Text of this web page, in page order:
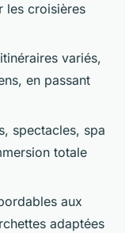
les croisières
variés,
en passant
spectacles, spa
totale
aux
adaptées